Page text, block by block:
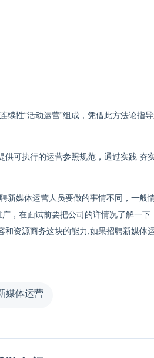
性“活动运营”组成，凭借此方法论指
可执行的运营参照规范，通过实践 夯
新媒体运营人员要做的事情不同，一般
，在面试前要把公司的详情况了解一下
资源商务这块的能力;如果招聘新媒体
媒体运营